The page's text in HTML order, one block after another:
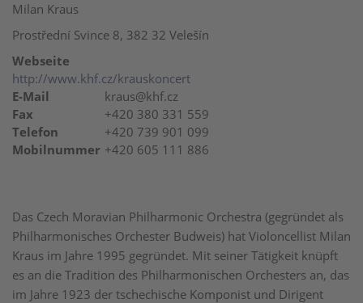
Das Czech Moravian Philharmonic Orchestra (gegründet als
Philharmonisches Orchester Budweis) hat Violoncellist Milan
Kraus im Jahre 1995 gegründet. Mit seiner Tätigkeit knüpft
es an die Tradition des Philharmonischen Orchesters an, das
im Jahre 1923 der tschechische Komponist und Dirigent
Milan Kraus
Prostřední Svince 8, 382 32 Velešín
Webseite
http://www.khf.cz/krauskoncert
E-Mail
kraus@khf.cz
Fax
+420 380 331 559
Telefon
+420 739 901 099
Mobilnummer +420 605 111 886